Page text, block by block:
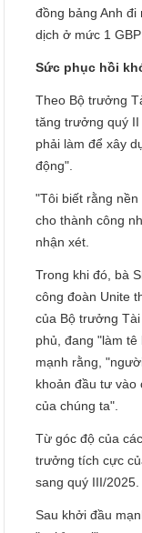
đồng bảng Anh
dịch ở mức 1
Sức phục hồi
Theo Bộ trưởng
tăng trưởng quý
phải làm để xây
động".
"Tôi biết rằng
cho thành công
nhận xét.
Trong khi đó, bà
công đoàn Unite
của Bộ trưởng
phủ, đang "làm tê
mạnh rằng,
khoản đầu tư vào
của chúng ta".
Từ góc độ của
trưởng tích cực
sang quý III/2025.
Sau khởi đầu